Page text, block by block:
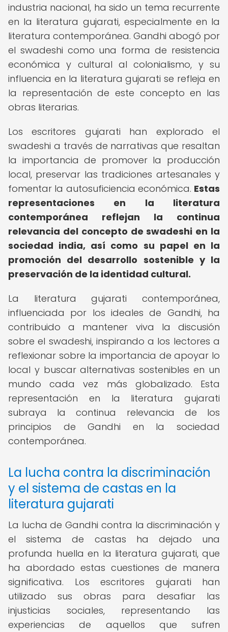
industria nacional, ha sido un tema recurrente
en la literatura gujarati, especialmente en la
literatura contemporánea. Gandhi abogó por
el swadeshi como una forma de resistencia
económica y cultural al colonialismo, y su
influencia en la literatura gujarati se refleja en
la representación de este concepto en las
obras literarias.
Los escritores gujarati han explorado el
swadeshi a través de narrativas que resaltan
la importancia de promover la producción
local, preservar las tradiciones artesanales y
fomentar la autosuficiencia económica. Estas
representaciones en la literatura
contemporánea reflejan la continua
relevancia del concepto de swadeshi en la
sociedad india, así como su papel en la
promoción del desarrollo sostenible y la
preservación de la identidad cultural.
La literatura gujarati contemporánea,
influenciada por los ideales de Gandhi, ha
contribuido a mantener viva la discusión
sobre el swadeshi, inspirando a los lectores a
reflexionar sobre la importancia de apoyar lo
local y buscar alternativas sostenibles en un
mundo cada vez más globalizado. Esta
representación en la literatura gujarati
subraya la continua relevancia de los
principios de Gandhi en la sociedad
contemporánea.
La lucha contra la discriminación
y el sistema de castas en la
literatura gujarati
La lucha de Gandhi contra la discriminación y
el sistema de castas ha dejado una
profunda huella en la literatura gujarati, que
ha abordado estas cuestiones de manera
significativa. Los escritores gujarati han
utilizado sus obras para desafiar las
injusticias sociales, representando las
experiencias de aquellos que sufren